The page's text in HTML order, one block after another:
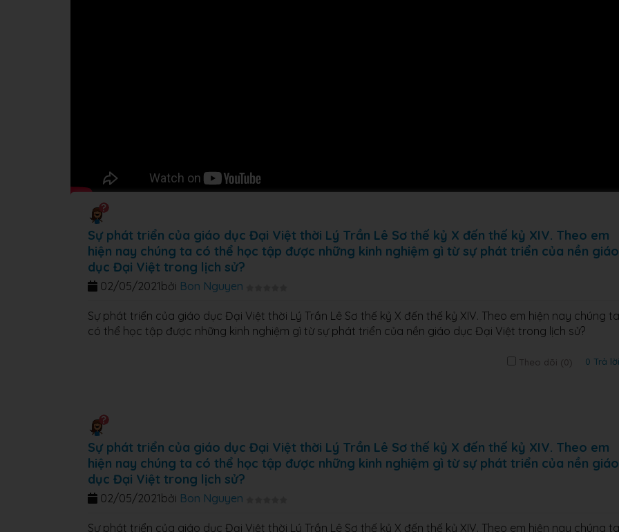
Sự phát triển của giáo dục Đại Việt thời Lý Trần Lê Sơ thế kỷ X đến thế kỷ XIV. Theo em
hiện nay chúng ta có thể học tập được những kinh nghiệm gì từ sự phát triển của nền giáo
dục Đại Việt trong lịch sử?
bởi Bon Nguyen
02/05/2021
Sự phát triển của giáo dục Đại Việt thời Lý Trần Lê Sơ thế kỷ X đến thế kỷ XIV. Theo em hiện nay chúng ta
có thể học tập được những kinh nghiệm gì từ sự phát triển của nền giáo dục Đại Việt trong lịch sử?
Theo dõi (0) 0 Trả lời
Sự phát triển của giáo dục Đại Việt thời Lý Trần Lê Sơ thế kỷ X đến thế kỷ XIV. Theo em
hiện nay chúng ta có thể học tập được những kinh nghiệm gì từ sự phát triển của nền giáo
dục Đại Việt trong lịch sử?
bởi Bon Nguyen
02/05/2021
Sự phát triển của giáo dục Đại Việt thời Lý Trần Lê Sơ thế kỷ X đến thế kỷ XIV. Theo em hiện nay chúng ta